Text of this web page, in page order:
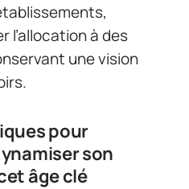
l’allocation à des
une vision
pour
son
âge clé